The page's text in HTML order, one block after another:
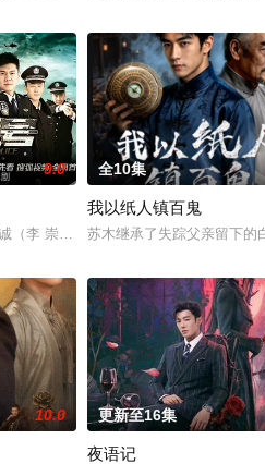
，郭子剑因不满演习流于形式，假传
9.0
（李 崇霄饰演）为代表的冀北市公安
全10集
我以纸人镇百鬼
苏木继承了失踪父亲留下的
10.0 更新至16集
夜语记